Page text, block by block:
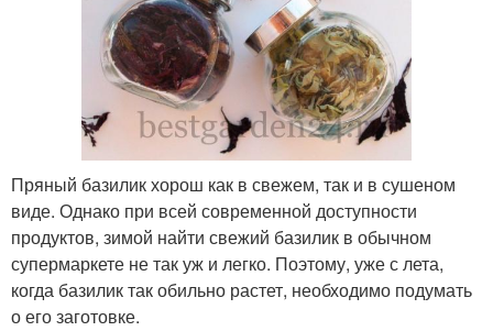
Пряный базилик хорош как в свежем, так и в сушеном
виде. Однако при всей современной доступности
продуктов, зимой найти свежий базилик в обычном
супермаркете не так уж и легко. Поэтому, уже с лета,
когда базилик так обильно растет, необходимо подумать
о его заготовке.